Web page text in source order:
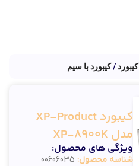
کیبورد کیبورد با سیم
کیبورد XP-Product
مدل XP-8900K
ویژگی های محصول:
شناسه محصول: 00606035